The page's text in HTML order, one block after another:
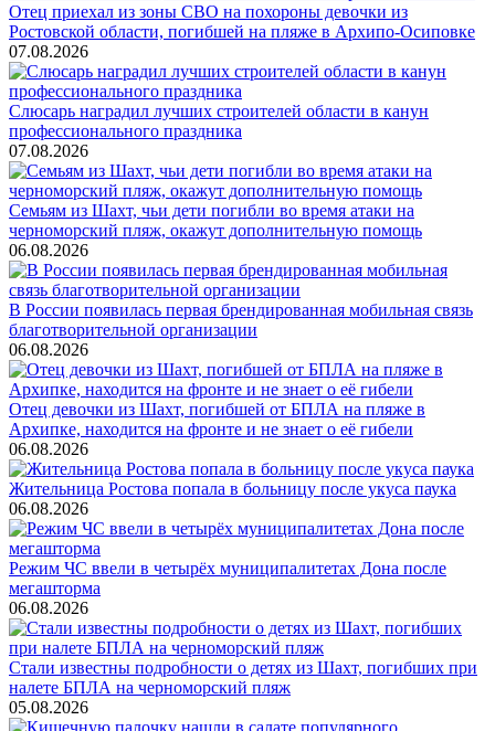
Отец приехал из зоны СВО на похороны девочки из
Ростовской области, погибшей на пляже в Архипо-Осиповке
07.08.2026
Слюсарь наградил лучших строителей области в канун
профессионального праздника
07.08.2026
Семьям из Шахт, чьи дети погибли во время атаки на
черноморский пляж, окажут дополнительную помощь
06.08.2026
В России появилась первая брендированная мобильная связь
благотворительной организации
06.08.2026
Отец девочки из Шахт, погибшей от БПЛА на пляже в
Архипке, находится на фронте и не знает о её гибели
06.08.2026
Жительница Ростова попала в больницу после укуса паука
06.08.2026
Режим ЧС ввели в четырёх муниципалитетах Дона после
мегашторма
06.08.2026
Стали известны подробности о детях из Шахт, погибших при
налете БПЛА на черноморский пляж
05.08.2026